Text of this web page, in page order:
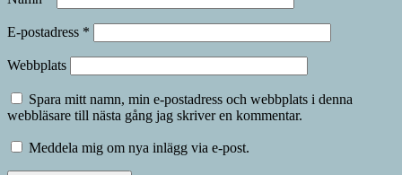
E-postadress *
Webbplats
Spara mitt namn, min e-postadress och webbplats i denna
webbläsare till nästa gång jag skriver en kommentar.
Meddela mig om nya inlägg via e-post.